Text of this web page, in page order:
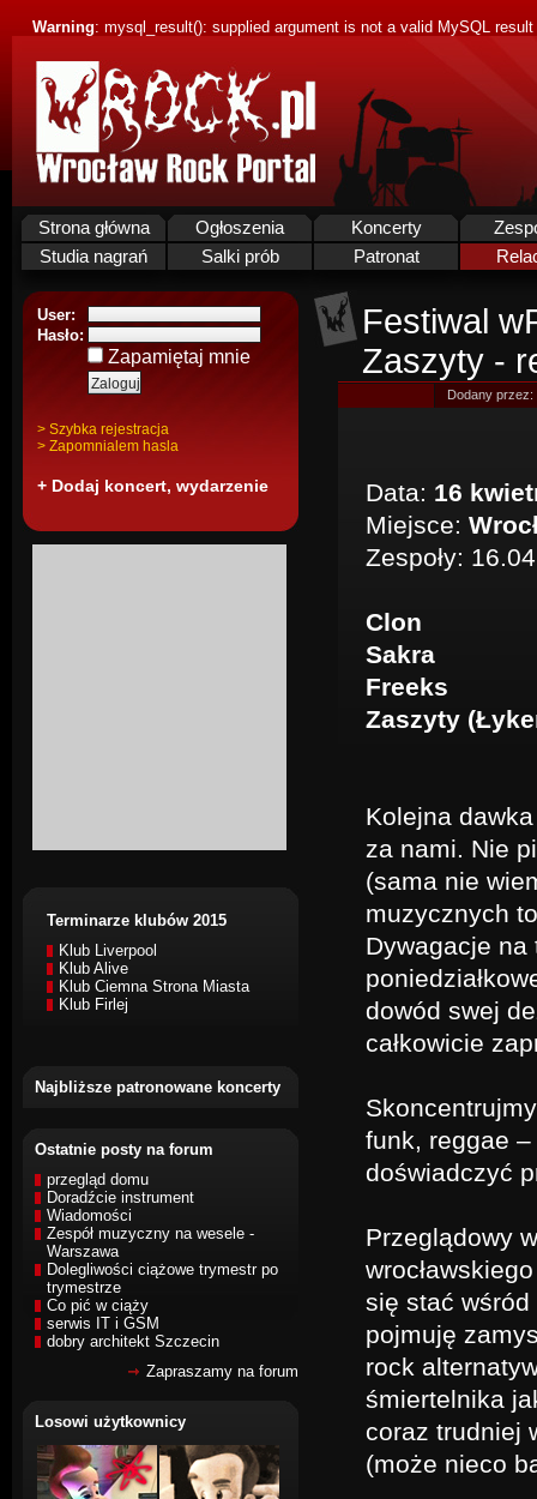
Warning: mysql_result(): supplied argument is not a valid MySQL
Strona główna Ogłoszenia Koncerty
Studia nagrań
Salki prób Patronat
User:
Hasło:
Zapamiętaj mnie
> Szybka rejestracja
> Zapomnialem hasla
+ Dodaj koncert, wydarzenie
Terminarze klubów 2015
Klub Liverpool
Klub Alive
Klub Ciemna Strona Miasta
Klub Firlej
Najbliższe patronowane koncerty
Ostatnie posty na forum
przegląd domu
Doradźcie instrument
Wiadomości
Zespół muzyczny na wesele -
Warszawa
Dolegliwości ciążowe trymestr po
trymestrze
Co pić w ciąży
serwis IT i GSM
dobry architekt Szczecin
Zapraszamy na forum
Losowi użytkownicy
Festiwal
Zaszyty -
Dodany przez:
Data: 16
Miejsce:
Zespoły:
Clon
Sakra
Freeks
Zaszyty
Kolejna
za nami. Nie
(sama nie
muzycznych
Dywagacje na
dowód swej
całkowicie
funk, reggae
doświadczyć
Przeglądowy
się stać
pojmuję
rock
śmiertelnika
coraz trudniej
(może nieco